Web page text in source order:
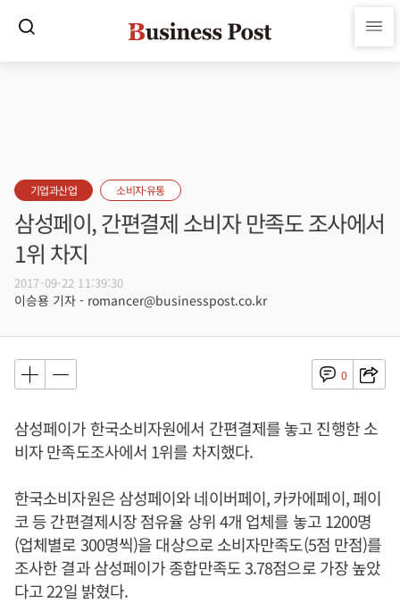
기업과산업 소비자·유통
삼성페이, 간편결제 소비자 만족도 조사에서
1위 차지
2017-09-22 11:39:30
이승용 기자 - romancer@businesspost.co.kr
0
삼성페이가 한국소비자원에서 간편결제를 놓고 진행한 소
비자 만족도조사에서 1위를 차지했다.
한국소비자원은 삼성페이와 네이버페이, 카카에페이, 페이
코 등 간편결제시장 점유율 상위 4개 업체를 놓고 1200명
(업체별로 300명씩)을 대상으로 소비자만족도(5점 만점)를
조사한 결과 삼성페이가 종합만족도 3.78점으로 가장 높았
다고 22일 밝혔다.